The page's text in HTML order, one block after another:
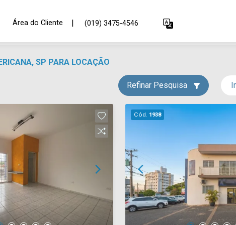
Área do Cliente | (019) 3475-4546
SP PARA LOCAÇÃO
Refinar Pesquisa
Cód. 1938